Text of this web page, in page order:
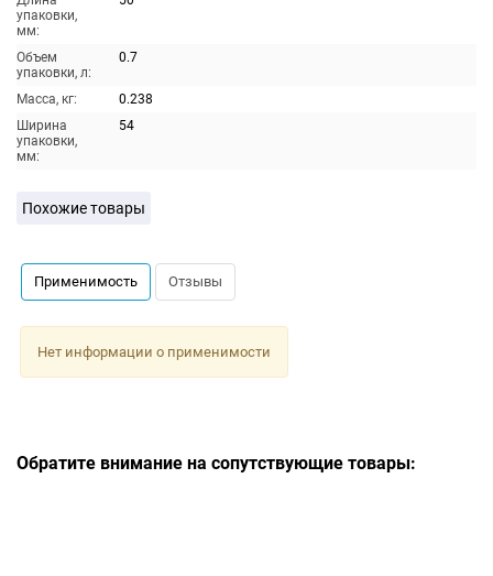
упаковки,
мм:
Объем
упаковки, л:
0.7
Масса, кг:
0.238
Ширина
упаковки,
мм:
54
Похожие товары
Применимость Отзывы
Нет информации о применимости
Обратите внимание на сопутствующие товары: